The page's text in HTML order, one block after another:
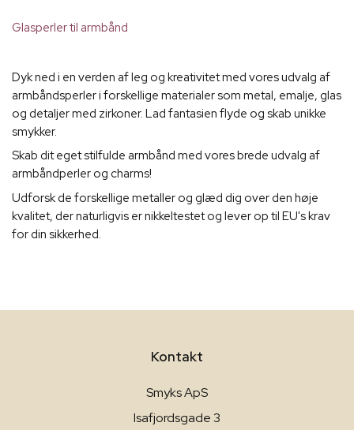
Glasperler til armbånd
Dyk ned i en verden af leg og kreativitet med vores udvalg af
armbåndsperler i forskellige materialer som metal, emalje, glas
og detaljer med zirkoner. Lad fantasien flyde og skab unikke
smykker.
Skab dit eget stilfulde armbånd med vores brede udvalg af
armbåndperler og charms!
Udforsk de forskellige metaller og glæd dig over den høje
kvalitet, der naturligvis er nikkeltestet og lever op til EU's krav
for din sikkerhed.
Kontakt
Smyks ApS
Isafjordsgade 3